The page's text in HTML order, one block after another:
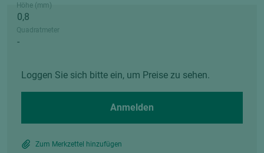
Höhe (mm)
Quadratmeter
Loggen Sie sich bitte ein, um Preise zu sehen.
Anmelden
Zum Merkzettel hinzufügen